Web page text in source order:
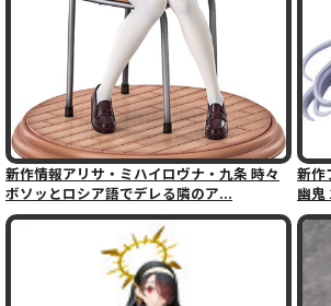
新作情報アリサ・ミハイロヴナ・九条 時々
ボソッとロシア語でデレる隣のア...
新作
幽鬼